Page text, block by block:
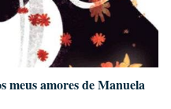
meus amores de Manuela